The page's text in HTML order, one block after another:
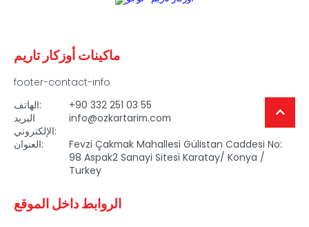
ماكينات أوزكار تاريم
footer-contact-info
الهاتف:
+90 332 251 03 55
البريد
الإلكتروني:
info@ozkartarim.com
العنوان:
Fevzi Çakmak Mahallesi Gülistan Caddesi No:
98 Aspak2 Sanayi Sitesi Karatay/ Konya /
Turkey
الروابط داخل الموقع